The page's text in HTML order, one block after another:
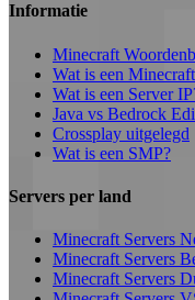
Informatie
Minecraft
Wat is een
Wat is een Server
Java vs Bedrock
Crossplay uitgelegd
Wat is een SMP?
Servers per land
Minecraft Servers
Minecraft Servers
Minecraft Servers